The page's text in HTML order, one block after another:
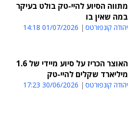
מתווה הסיוע להיי-טק בולט בעיקר
במה שאין בו
יהודה קונפורטס 01/07/2026 14:18
האוצר הכריז על סיוע מיידי של 1.6
מיליארד שקלים להיי-טק
יהודה קונפורטס 30/06/2026 17:23